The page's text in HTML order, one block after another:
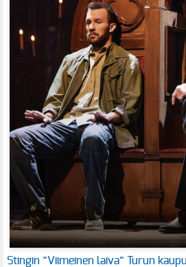
Stingin ”Viimeinen laiva” Turun